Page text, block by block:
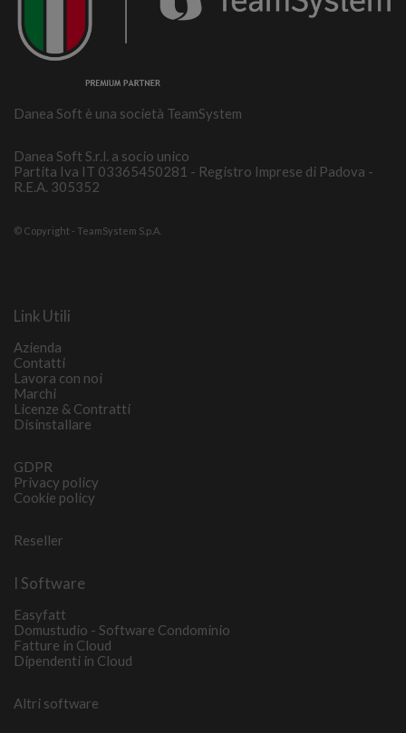
Danea Soft è una società TeamSystem
Danea Soft S.r.l. a socio unico
Partita Iva IT 03365450281 - Registro Imprese di Padova -
R.E.A. 305352
© Copyright - TeamSystem S.p.A.
Link Utili
Azienda
Contatti
Lavora con noi
Marchi
Licenze & Contratti
Disinstallare
GDPR
Privacy policy
Cookie policy
Reseller
I Software
Easyfatt
Domustudio - Software Condominio
Fatture in Cloud
Dipendenti in Cloud
Altri software